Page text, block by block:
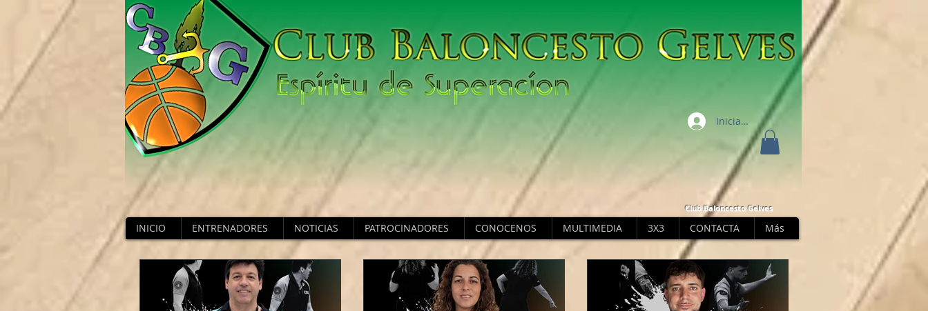
Iniciar sesión
Club Baloncesto Gelves
INICIO ENTRENADORES NOTICIAS PATROCINADORES CONOCENOS MULTIMEDIA 3X3 CONTACTA Más